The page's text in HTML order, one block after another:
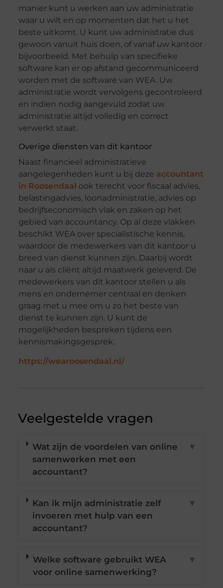
manier kunt u werken aan uw administratie
waar u wilt en op momenten dat het u het
beste uitkomt. U kunt uw administratie dus
gewoon vanuit huis doen, of vanaf uw kantoor
bijvoorbeeld. Met behulp van specifieke
software kan er op afstand gecommuniceerd
worden met de software van WEA. Uw
administratie wordt vervolgens gecontroleerd
en indien nodig aangevuld zodat uw
administratie altijd volledig en correct
verwerkt staat.
Overige diensten van dit kantoor
Naast financieel administratieve
aangelegenheden kunt u bij deze accountant
in Roosendaal ook terecht voor fiscaal advies,
belastingadvies, loonadministratie, advies op
bedrijfseconomisch vlak en zaken op het
gebied van accountancy. Op al deze vlakken
beschikt WEA over specialistische kennis,
waardoor de medewerkers van dit kantoor u
breed van dienst kunnen zijn. Daarbij wordt
naar u als cliënt altijd maatwerk geleverd. De
medewerkers van dit kantoor stellen u als
mens en ondernemer centraal en denken
graag met u mee om u zo het beste van
dienst te kunnen zijn. U kunt de
mogelijkheden bespreken tijdens een
kennismakingsgesprek.
https://wearoosendaal.nl/
Veelgestelde vragen
Wat zijn de voordelen van online
samenwerken met een
accountant?
▼
Kan ik mijn administratie zelf
invoeren met hulp van een
accountant?
▼
Welke software gebruikt WEA
voor online samenwerking?
▼